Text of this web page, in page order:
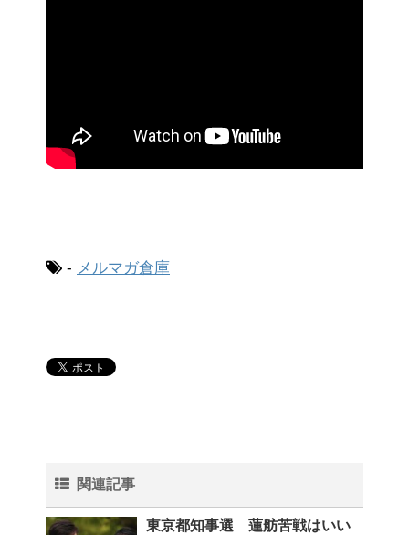
- メルマガ倉庫
関連記事
東京都知事選 蓮舫苦戦はいい